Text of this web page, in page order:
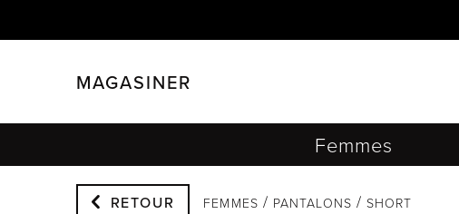
MAGASINER
FILTRER
Femmes
RETOUR FEMMES PANTALONS SHORT